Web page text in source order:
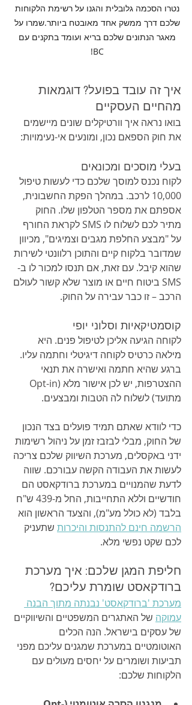
נטרו הסכמה גלובלית והגנו על רשימת הלקוחות
שלכם דרך ממשק אחד מאובטח ביותר.שמרו על
מאגר הנתונים שלכם בריא ועומד בתקנים עם
BC!
איך זה עובד בפועל? דוגמאות
מהחיים העסקיים
בואו נראה איך וורטיקלים שונים מיישמים
את חוק הספאם נכון, ומונעים אי-נעימויות:
בעלי מוסכים ומכונאים
לקוח נכנס למוסך שלכם כדי לעשות טיפול
10,000 לרכב. במהלך הפקת החשבונית,
אספתם את מספר הטלפון שלו. החוק
מתיר לכם לשלוח לו SMS לקראת החורף
על "מבצע החלפת מגבים וצמיגים", מכיוון
שמדובר בלקוח קיים והתוכן רלוונטי לשירות
שהוא קיבל. עם זאת, אם תנסו למכור לו ב-
SMS ביטוח חיים או מוצר שלא קשור לעולם
הרכב – זו כבר עבירה על החוק.
קוסמטיקאיות וסלוני יופי
לקוחה הגיעה אליכן לטיפול פנים. היא
מילאה כרטיס לקוחה דיגיטלי וחתמה עליו.
ברגע שהיא חתמה ואישרה את תנאי
מתועד) לשלוח לה הטבות ומבצעים.
כדי לוודא שאתם תמיד פועלים בצד הנכון
של החוק, מבלי לבזבז זמן על ניהול רשימות
ידני באקסלים, מערכת השיווק שלכם צריכה
לעשות את העבודה הקשה עבורכם. שווה
לדעת שהמנויים במערכת ברודקאסט הם
חודשיים וללא התחייבות, החל מ-439 ש"ח
בלבד (לא כולל מע"מ), והצעד הראשון הוא
הרשמה חינם להתנסות והיכרות שתעניק
לכם שקט נפשי מלא.
חליפת המגן שלכם: איך מערכת
ברודקאסט שומרת עליכם?
מערכת 'ברודקאסט' נבנתה מתוך הבנה
עמוקה של האתגרים המשפטיים והשיווקיים
של עסקים בישראל. הנה הכלים
האוטומטיים במערכת שמגנים עליכם מפני
תביעות ושומרים על יחסים מעולים עם
הלקוחות שלכם: